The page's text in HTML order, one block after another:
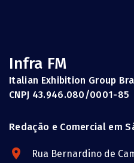
Infra FM
Italian Exhibition Group
CNPJ 43.946.080/0001-85
Redação e Comercial em
Rua Bernardino de